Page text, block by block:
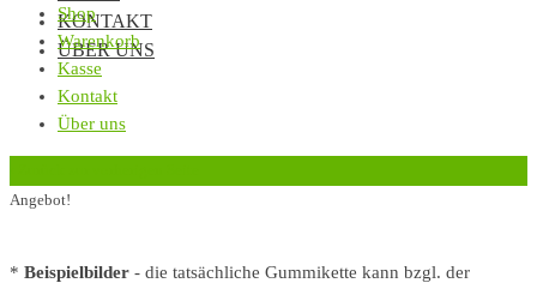
KONTAKT
ÜBER UNS
Shop
Warenkorb
Kasse
Kontakt
Über uns
Angebot!
* Beispielbilder - die tatsächliche Gummikette kann bzgl. der